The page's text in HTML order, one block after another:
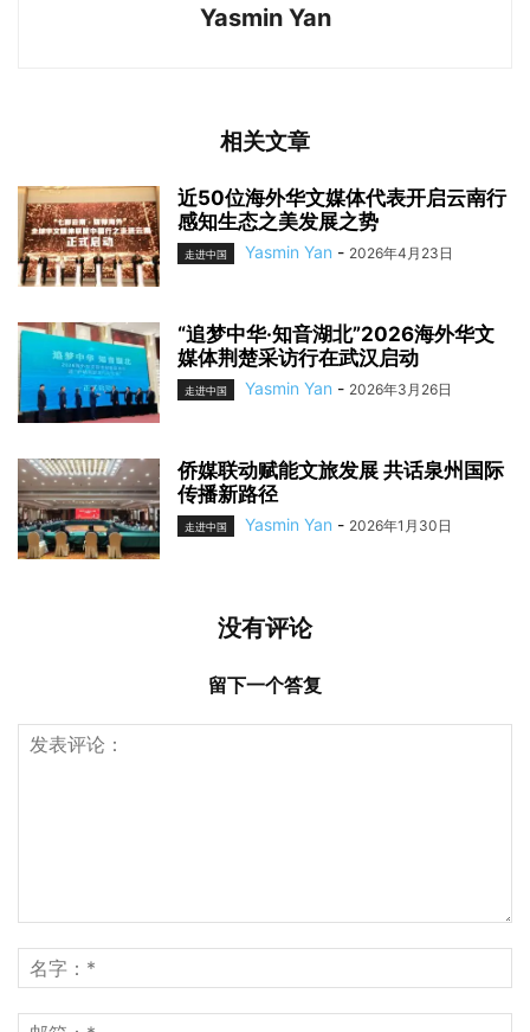
Yasmin Yan
相关文章
近50位海外华文媒体代表开启云南行
感知生态之美发展之势
走进中国 Yasmin Yan - 2026年4月23日
“追梦中华·知音湖北”2026海外华文
媒体荆楚采访行在武汉启动
走进中国 Yasmin Yan - 2026年3月26日
侨媒联动赋能文旅发展 共话泉州国际
传播新路径
走进中国 Yasmin Yan - 2026年1月30日
没有评论
留下一个答复